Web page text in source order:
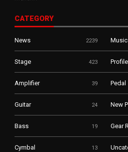
CATEGORY
News 2239 Music
Stage 423 Profile
Amplifier 39 Pedal
Guitar 24 New
Bass 19 Gear
Cymbal 13